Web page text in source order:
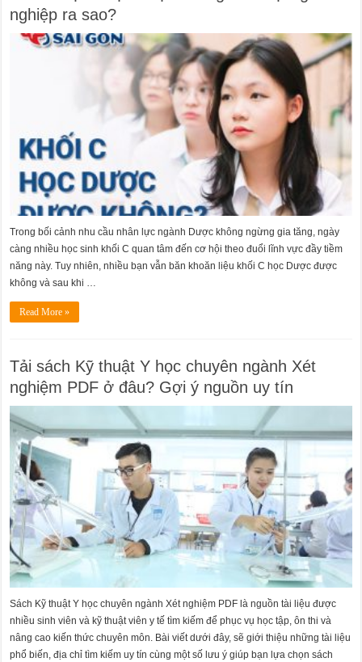
nghiệp ra sao?
Trong bối cảnh nhu cầu nhân lực ngành Dược không ngừng gia tăng, ngày
càng nhiều học sinh khối C quan tâm đến cơ hội theo đuổi lĩnh vực đầy tiềm
năng này. Tuy nhiên, nhiều bạn vẫn băn khoăn liệu khối C học Dược được
không và sau khi …
Read More »
Tải sách Kỹ thuật Y học chuyên ngành Xét
nghiệm PDF ở đâu? Gợi ý nguồn uy tín
Sách Kỹ thuật Y học chuyên ngành Xét nghiệm PDF là nguồn tài liệu được
nhiều sinh viên và kỹ thuật viên y tế tìm kiếm để phục vụ học tập, ôn thi và
nâng cao kiến thức chuyên môn. Bài viết dưới đây, sẽ giới thiệu những tài liệu
phổ biến, địa chỉ tìm kiếm uy tín cùng một số lưu ý giúp bạn lựa chọn sách